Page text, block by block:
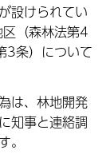
設けられてい
（森林法第4
3条）について
は、林地開発
知事と連絡調
。